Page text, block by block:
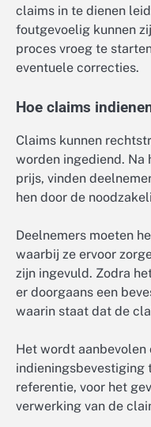
claims in te dienen
foutgevoelig kunnen
proces vroeg te
eventuele correcties.
Hoe claims
Claims kunnen
worden ingediend. Na
prijs, vinden
hen door de
Deelnemers moeten
waarbij ze ervoor
zijn ingevuld. Zodra
er doorgaans een
waarin staat dat de
Het wordt aanbevolen
indieningsbevestiging
referentie, voor het
verwerking van de